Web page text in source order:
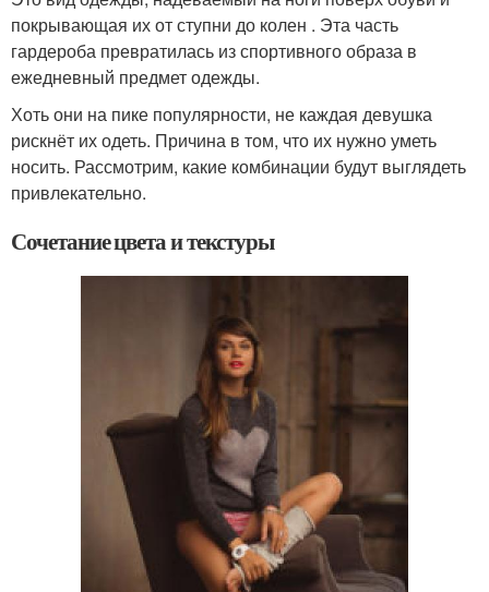
покрывающая их от ступни до колен . Эта часть
гардероба превратилась из спортивного образа в
ежедневный предмет одежды.
Хоть они на пике популярности, не каждая девушка
рискнёт их одеть. Причина в том, что их нужно уметь
носить. Рассмотрим, какие комбинации будут выглядеть
привлекательно.
Сочетание цвета и текстуры